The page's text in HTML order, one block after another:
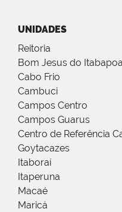
UNIDADES
Reitoria
Bom Jesus do
Cabo Frio
Cambuci
Campos Centro
Campos Guarus
Centro de Referência
Goytacazes
Itaboraí
Itaperuna
Macaé
Maricá